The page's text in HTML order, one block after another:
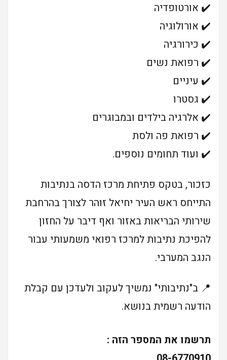
✔️ אורטופדיה
✔️ אורולוגיה
✔️ כירורגיה
✔️ רפואת נשים
✔️ עיניים
✔️ גסטרו
✔️ אלרגיה בילדים ובמבוגרים
✔️ רפואת פה ולסת
✔️ ועוד תחומים נוספים.
כזכור, בטקס פתיחת מרכז הדסה בנתיבות
התייחס ראש העיר יחיאל זוהר לצורך בהרחבת
שירותי הבריאות באזור ואף דיבר על החזון
להפיכת נתיבות למרכז רפואי משמעותי עבור
הנגב המערבי.
📍 ב"נתיבותי" נמשיך לעקוב ולעדכן עם קבלת
הודעה רשמית בנושא.
תרשמו את המספר הזה :